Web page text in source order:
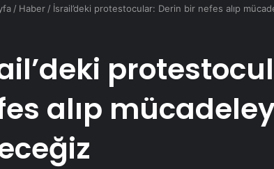
/ Haber / İsrail’deki protestocular: Derin bir nefes alıp
alıp